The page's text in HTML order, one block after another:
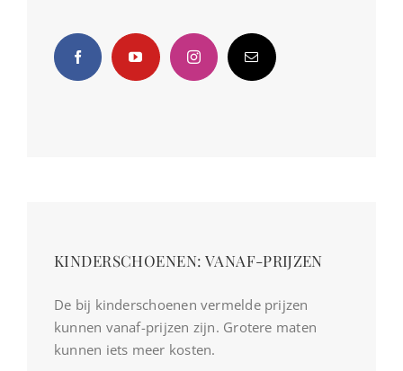
KINDERSCHOENEN: VANAF-PRIJZEN
De bij kinderschoenen vermelde prijzen
kunnen vanaf-prijzen zijn. Grotere maten
kunnen iets meer kosten.